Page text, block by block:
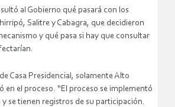
al Gobierno qué pasará con los
Salitre y Cabagra, que decidieron
y qué pasa si hay que consultar
Casa Presidencial, solamente Alto
en el proceso. “El proceso se implementó
y se tienen registros de su participación.